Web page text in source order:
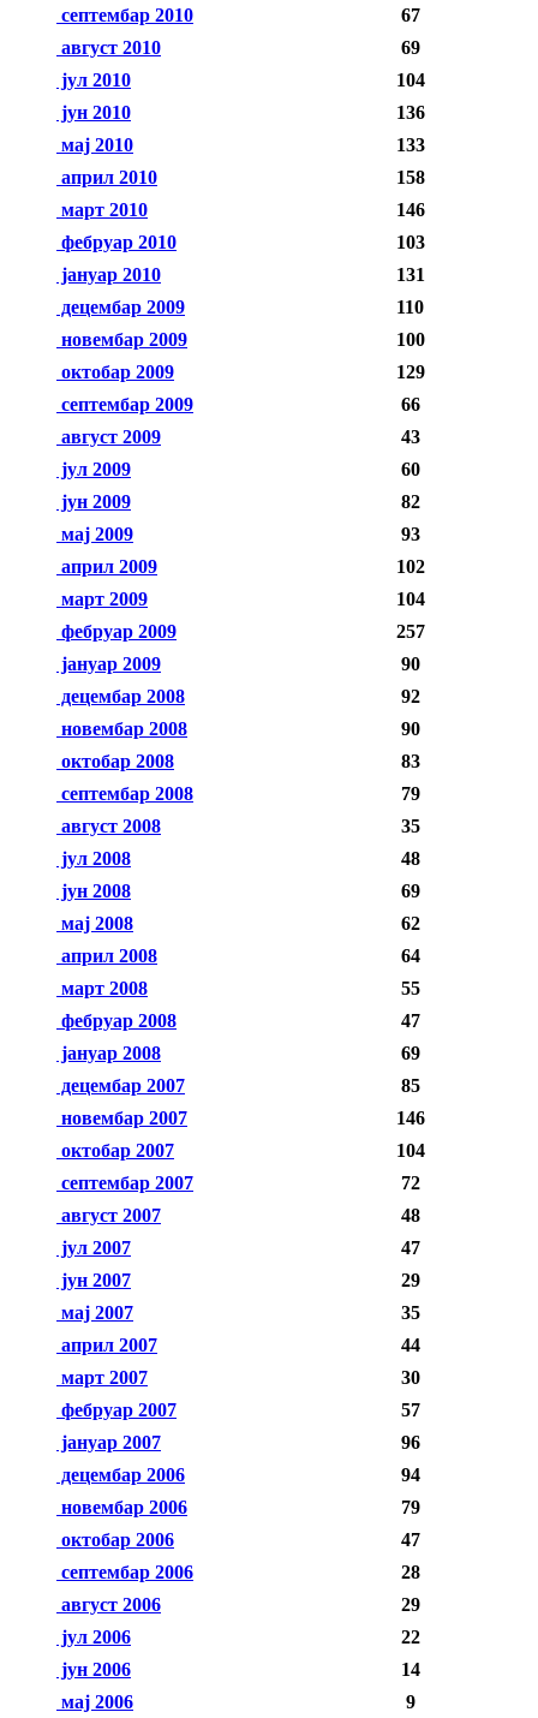
септембар 2010
67
август 2010
69
јул 2010
104
јун 2010
136
мај 2010
133
април 2010
158
март 2010
146
фебруар 2010
103
јануар 2010
131
децембар 2009
110
новембар 2009
100
октобар 2009
129
септембар 2009
66
август 2009
43
јул 2009
60
јун 2009
82
мај 2009
93
април 2009
102
март 2009
104
фебруар 2009
257
јануар 2009
90
децембар 2008
92
новембар 2008
90
октобар 2008
83
септембар 2008
79
август 2008
35
јул 2008
48
јун 2008
69
мај 2008
62
април 2008
64
март 2008
55
фебруар 2008
47
јануар 2008
69
децембар 2007
85
новембар 2007
146
октобар 2007
104
септембар 2007
72
август 2007
48
јул 2007
47
јун 2007
29
мај 2007
35
април 2007
44
март 2007
30
фебруар 2007
57
јануар 2007
96
децембар 2006
94
новембар 2006
79
октобар 2006
47
септембар 2006
28
август 2006
29
јул 2006
22
јун 2006
14
мај 2006
9